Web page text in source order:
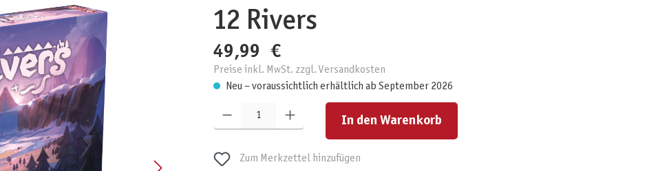
12 Rivers
49,99 €
Preise inkl. MwSt. zzgl. Versandkosten
Neu – voraussichtlich erhältlich ab September 2026
Produkt Anzahl: Gib den gewünschten Wert ein oder benutze die Schaltflächen um die Anzahl zu erhöhen oder zu reduzieren.
In den Warenkorb
Zum Merkzettel hinzufügen